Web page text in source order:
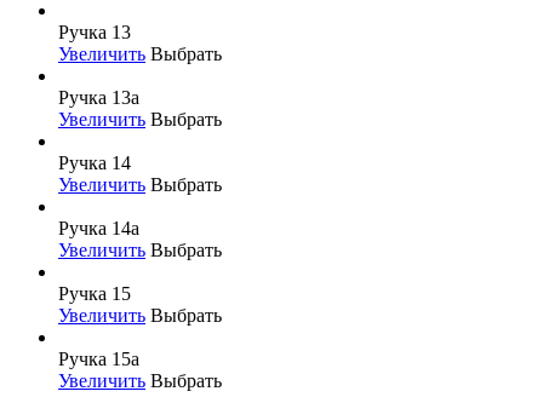
Ручка 13
Увеличить Выбрать
Ручка 13а
Увеличить Выбрать
Ручка 14
Увеличить Выбрать
Ручка 14а
Увеличить Выбрать
Ручка 15
Увеличить Выбрать
Ручка 15а
Увеличить Выбрать